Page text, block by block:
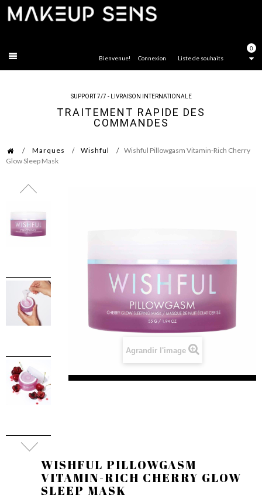
0
Liste de souhaits
Bienvenue! Connexion
SUPPORT 7/7 - LIVRAISON INTERNATIONALE
TRAITEMENT RAPIDE DES
COMMANDES
Marques Wishful
Wishful Pillowgasm Vitamin-Rich Cherry
Glow Sleep Mask
Agrandir l'image
WISHFUL PILLOWGASM
VITAMIN-RICH CHERRY GLOW
SLEEP MASK